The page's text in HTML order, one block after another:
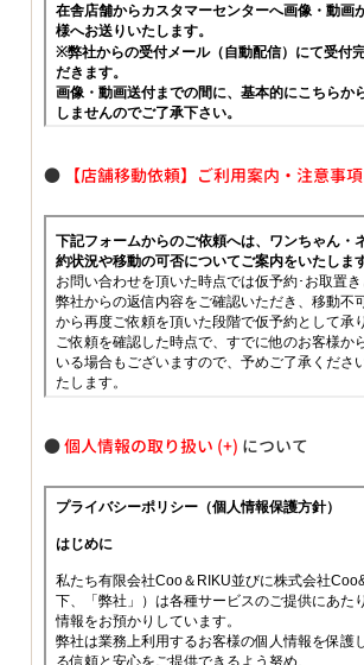
● 【店舗移動依頼】ご利用案内・注意事項
●個人情報の取り扱い について